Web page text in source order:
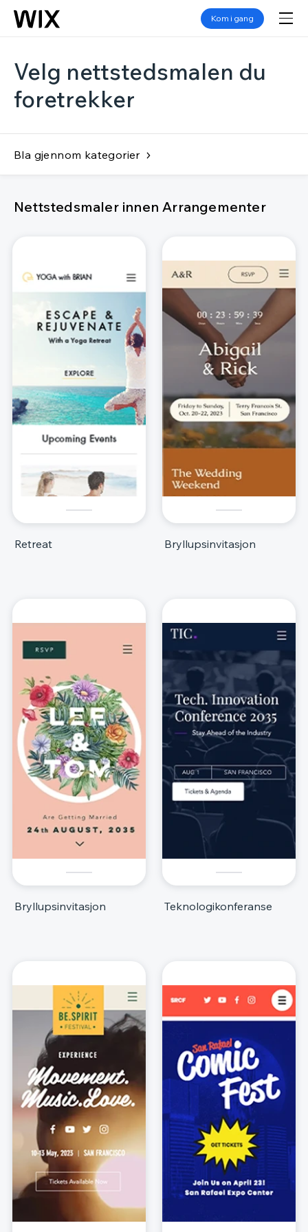
Kom i gang
Velg nettstedsmalen du
foretrekker
Bla gjennom kategorier
Nettstedsmaler innen Arrangementer
Retreat Bryllupsinvitasjon
Bryllupsinvitasjon Teknologikonferanse